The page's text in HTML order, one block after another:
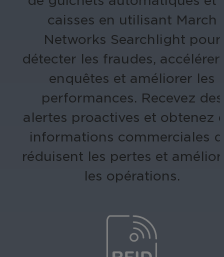
caisses en utilisant March
Networks Searchlight pour
détecter les fraudes, accélérer
enquêtes et améliorer les
performances. Recevez des
alertes proactives et obtenez
informations commerciales
réduisent les pertes et
les opérations.